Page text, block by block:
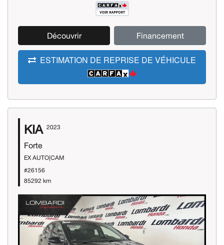
Découvrir Financement
ESTIMATION DE REPRISE DE VÉHICULE
KIA 2023
Forte
EX AUTO|CAM
#26156
85292 km